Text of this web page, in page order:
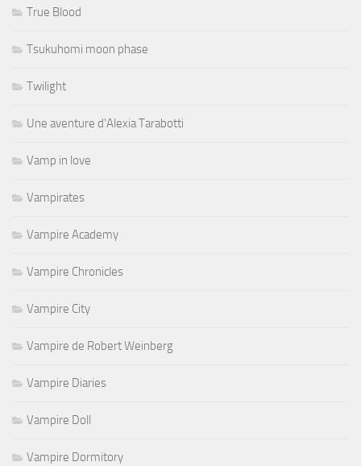
True Blood
Tsukuhomi moon phase
Twilight
Une aventure d'Alexia Tarabotti
Vamp in love
Vampirates
Vampire Academy
Vampire Chronicles
Vampire City
Vampire de Robert Weinberg
Vampire Diaries
Vampire Doll
Vampire Dormitory